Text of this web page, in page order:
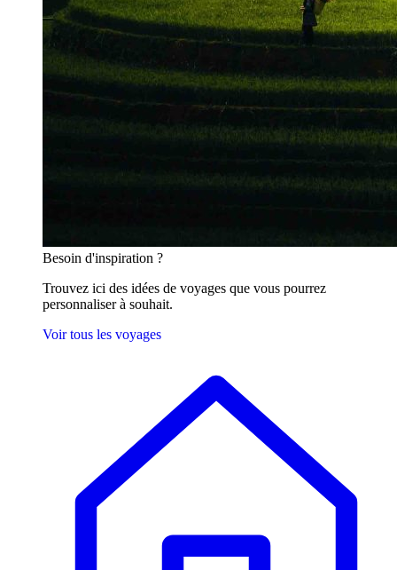
Besoin d'inspiration ?
Trouvez ici des idées de voyages que vous pourrez
personnaliser à souhait.
Voir tous les voyages